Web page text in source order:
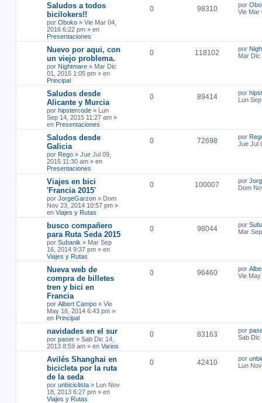
Saludos a todos
bicilokers!!
por Oboko » Vie Mar 04,
2016 6:22 pm » en
Presentaciones
0 98310 por
Vie Mar
Nuevo por aqui, con
un viejo problema.
por Nightmare » Mar Dic
01, 2015 1:05 pm » en
Principal
0 118102 por
Mar Dic
Saludos desde
Alicante y Murcia
por hipstercode » Lun
Sep 14, 2015 11:27 am »
en Presentaciones
0 89414 por
Lun
Saludos desde
Galicia
por Rego » Jue Jul 09,
2015 11:30 am » en
Presentaciones
0 72698 por
Jue Jul
Viajes en bici
'Francia 2015'
por JorgeGarzon » Dom
Nov 23, 2014 10:57 pm »
en Viajes y Rutas
0 100007 por
Dom
busco compañero
para Ruta Seda 2015
por Subanik » Mar Sep
16, 2014 9:37 pm » en
Viajes y Rutas
0 98044 por
Mar
Nueva web de
compra de billetes
tren y bici en
Francia
por Albert Campo » Vie
May 16, 2014 6:43 pm »
en Principal
0 96460 por
Vie
navidades en el sur
por paser » Sab Dic 14,
2013 8:59 am » en Varios
0 83163 por
Sab Dic
Avilés Shanghai en
bicicleta por la ruta
de la seda
por unbiciclista » Lun Nov
18, 2013 6:27 pm » en
Viajes y Rutas
0 42410 por
Lun